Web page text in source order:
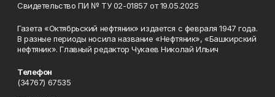
Свидетельство ПИ № ТУ 02-01857 от 19.05.2025
Газета «Октябрьский нефтяник» издается с февраля 1947 года.
В разные периоды носила название «Нефтяник», «Башкирский
нефтяник». Главный редактор Чукаев Николай Ильич
Телефон
(34767) 67535